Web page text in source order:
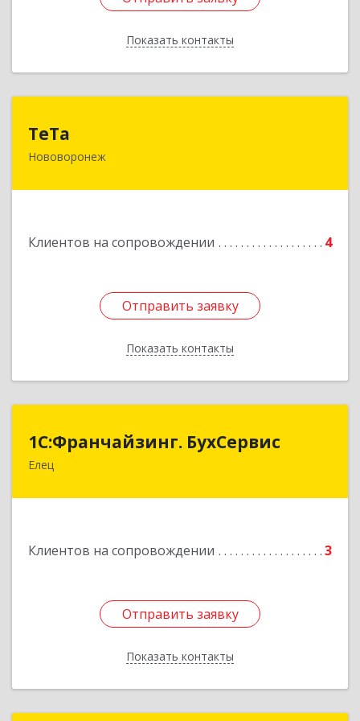
Показать контакты
Назад
ТеТа
Нововоронеж
Клиентов на сопровождении 4
Отправить заявку
Показать контакты
396 073, Нововоронеж г, а/я, дом № 30
Отправить заявку
Назад
1С:Франчайзинг. БухСервис
Елец
Клиентов на сопровождении 3
Отправить заявку
Показать контакты
1С:Франчайзинг. БухСервис
Отправить заявку
Назад